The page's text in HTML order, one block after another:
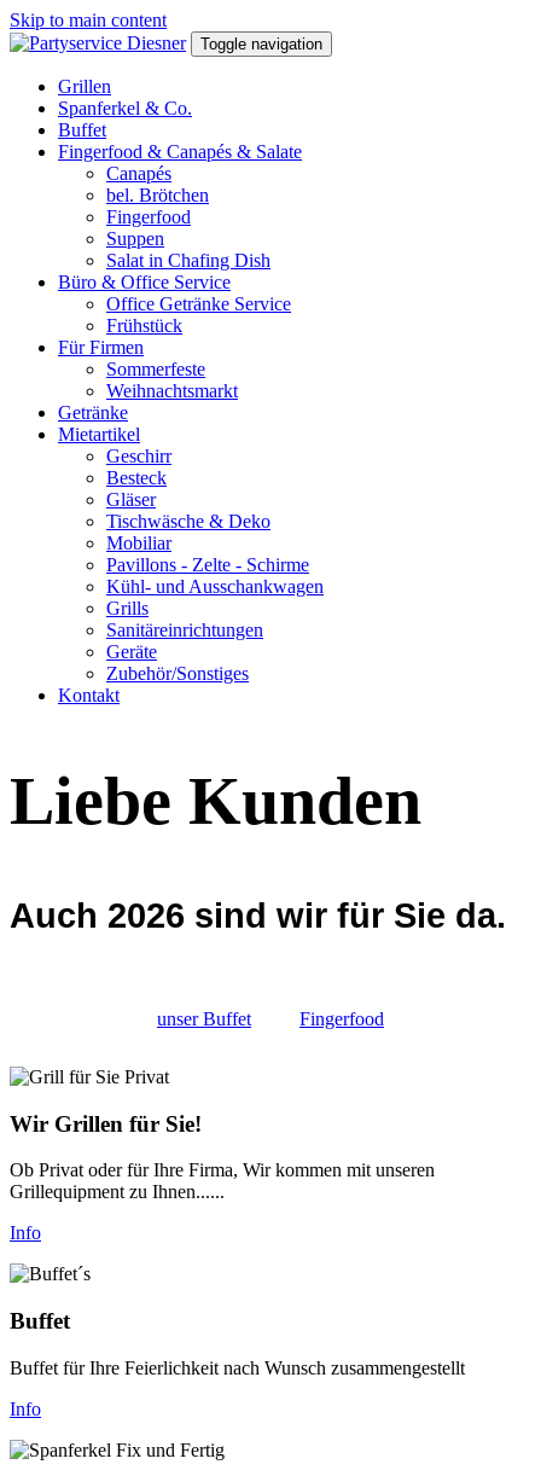
Skip to main content
Toggle navigation
Grillen
Spanferkel & Co.
Buffet
Fingerfood & Canapés & Salate
Canapés
bel. Brötchen
Fingerfood
Suppen
Salat in Chafing Dish
Büro & Office Service
Office Getränke Service
Frühstück
Für Firmen
Sommerfeste
Weihnachtsmarkt
Getränke
Mietartikel
Geschirr
Besteck
Gläser
Tischwäsche & Deko
Mobiliar
Pavillons - Zelte - Schirme
Kühl- und Ausschankwagen
Grills
Sanitäreinrichtungen
Geräte
Zubehör/Sonstiges
Kontakt
Liebe Kunden
Auch 2026 sind wir für Sie da.
unser Buffet Fingerfood
Wir Grillen für Sie!
Ob Privat oder für Ihre Firma, Wir kommen mit unseren
Grillequipment zu Ihnen......
Info
Buffet
Buffet für Ihre Feierlichkeit nach Wunsch zusammengestellt
Info